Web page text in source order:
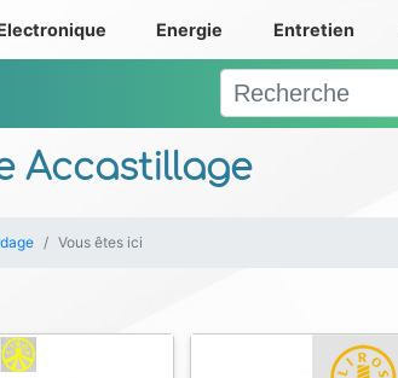
Accastillage
Energie Entretien
Vous êtes ici